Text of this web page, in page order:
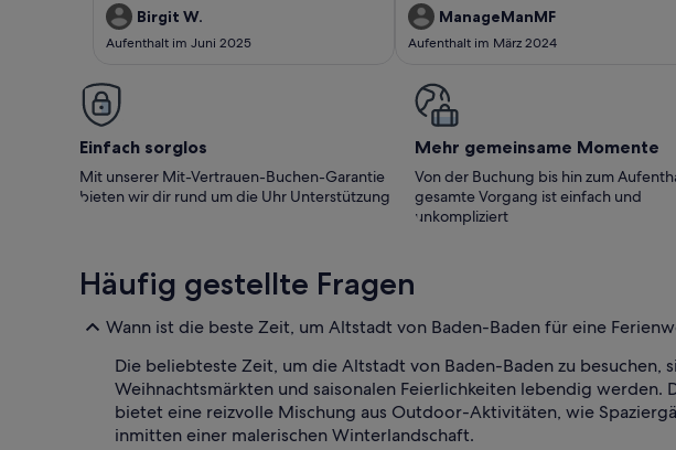
nette, freundliche Gastgeberin. Wir kommen
gerne wieder!
Birgit W.
Aufenthalt im Juni 2025
ManageManMF
Aufenthalt im März 2024
Einfach sorglos
Mit unserer Mit-Vertrauen-Buchen-Garantie
bieten wir dir rund um die Uhr Unterstützung
Mehr gemeinsame Momente
Von der Buchung bis hin zum
gesamte Vorgang ist einfach und
unkompliziert
Häufig gestellte Fragen
Wann ist die beste Zeit, um Altstadt von Baden-Baden für eine
Die beliebteste Zeit, um die Altstadt von Baden-Baden zu
Weihnachtsmärkten und saisonalen Feierlichkeiten lebendig
bietet eine reizvolle Mischung aus Outdoor-Aktivitäten, wie
inmitten einer malerischen Winterlandschaft.